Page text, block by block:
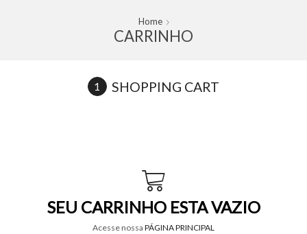
Home
CARRINHO
SHOPPING CART
SEU CARRINHO ESTA VAZIO
Acesse nossa PÁGINA PRINCIPAL